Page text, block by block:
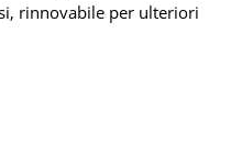
rinnovabile per ulteriori